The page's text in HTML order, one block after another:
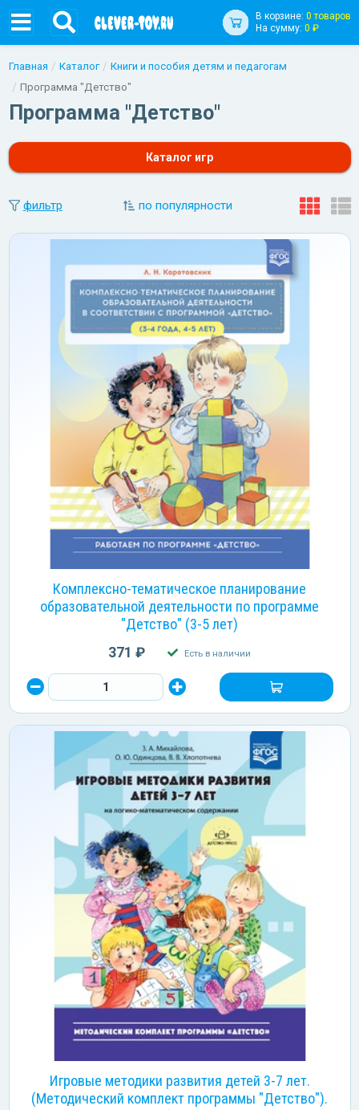
В корзине: 0 товаров
На сумму: 0 ₽
Главная Каталог
Книги и пособия детям и педагогам
Программа "Детство"
Программа "Детство"
Каталог игр
фильтр по популярности
Комплексно-тематическое планирование
образовательной деятельности по программе
"Детство" (3-5 лет)
371 ₽ Есть в наличии
Игровые методики развития детей 3-7 лет.
(Методический комплект программы "Детство").